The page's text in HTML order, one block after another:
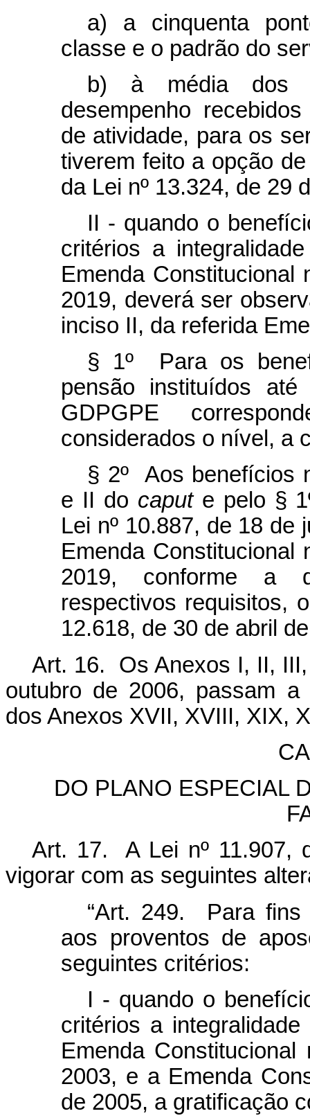
a) a cinquenta
classe e o padrão do
b) à média dos
desempenho
de atividade, para os
tiverem feito a opção
da Lei nº 13.324, de 29
II - quando o
critérios a
Emenda Constitucional
2019, deverá ser
inciso II, da referida
§ 1º Para os
pensão instituídos
GDPGPE
considerados o nível, a
§ 2º Aos benefícios
e II do capute pelo §
Lei nº 10.887, de 18 de
Emenda Constitucional
2019, conforme a
respectivos requisitos,
12.618, de 30 de abril
Art. 16. Os Anexos I, II,
outubro de 2006, passam a
dos Anexos XVII, XVIII, XIX,
DO PLANO ESPECIAL
Art. 17. A Lei nº 11.907,
vigorar com as seguintes
“Art. 249. Para fins
aos proventos de
seguintes critérios:
I - quando o
critérios a
Emenda
2003, e a Emenda
de 2005, a gratificação